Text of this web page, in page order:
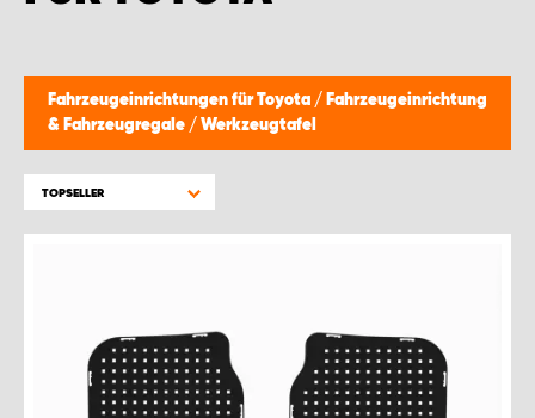
Fahrzeugeinrichtungen für Toyota / Fahrzeugeinrichtung
& Fahrzeugregale / Werkzeugtafel
TOPSELLER
MONTAGEPARTNER WIEN 1230
SCHAURAUM ÖSTERREICH